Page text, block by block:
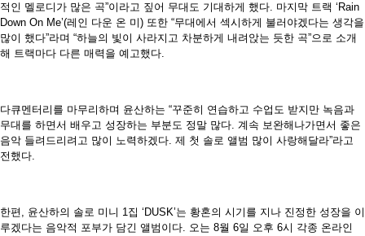
적인 멜로디가 많은 곡”이라고 짚어 무대도 기대하게 했다. 마지막 트랙 ‘Rain
Down On Me’(레인 다운 온 미) 또한 “무대에서 섹시하게 불러야겠다는 생각을
많이 했다”라며 “하늘의 빛이 사라지고 차분하게 내려앉는 듯한 곡”으로 소개
해 트랙마다 다른 매력을 예고했다.
다큐멘터리를 마무리하며 윤산하는 “꾸준히 연습하고 수업도 받지만 녹음과
무대를 하면서 배우고 성장하는 부분도 정말 많다. 계속 보완해나가면서 좋은
음악 들려드리려고 많이 노력하겠다. 제 첫 솔로 앨범 많이 사랑해달라”라고
전했다.
한편, 윤산하의 솔로 미니 1집 ‘DUSK’는 황혼의 시기를 지나 진정한 성장을 이
루겠다는 음악적 포부가 담긴 앨범이다. 오는 8월 6일 오후 6시 각종 온라인